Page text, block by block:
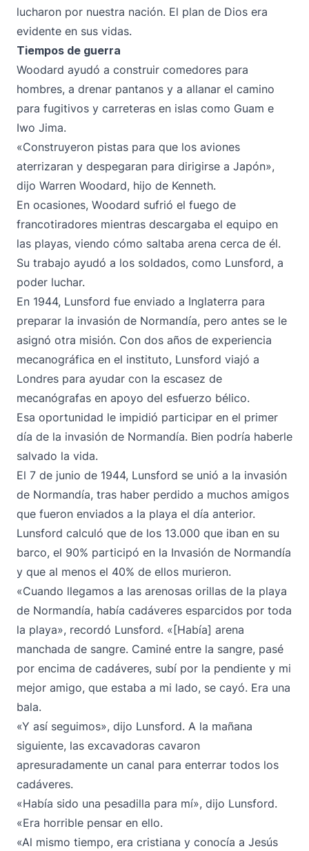
lucharon por nuestra nación. El plan de Dios era
evidente en sus vidas.
Tiempos de guerra
Woodard ayudó a construir comedores para
hombres, a drenar pantanos y a allanar el camino
para fugitivos y carreteras en islas como Guam e
Iwo Jima.
«Construyeron pistas para que los aviones
aterrizaran y despegaran para dirigirse a Japón»,
dijo Warren Woodard, hijo de Kenneth.
En ocasiones, Wοοdard sufrió el fuego de
francotiradores mientras descargaba el equipo en
las playas, viendo cómo saltaba arena cerca de él.
Su trabajo ayudó a los soldados, como Lunsford, a
poder luchar.
En 1944, Lunsford fue enviado a Inglaterra para
preparar la invasión de Normandía, pero antes se le
asignó otra misión. Con dos años de experiencia
mecanográfica en el instituto, Lunsford viajó a
Londres para ayudar con la escasez de
mecanógrafas en apoyo del esfuerzo bélico.
Esa oportunidad le impidió participar en el primer
día de la invasión de Normandía. Bien podría haberle
salvado la vida.
El 7 de junio de 1944, Lunsford se unió a la invasión
de Normandía, tras haber perdido a muchos amigos
que fueron enviados a la playa el día anterior.
Lunsford calculó que de los 13.000 que iban en su
barco, el 90% participó en la Invasión de Normandía
y que al menos el 40% de ellos murieron.
«Cuando llegamos a las arenosas orillas de la playa
de Normandía, había cadáveres esparcidos por toda
la playa», recordó Lunsford. «[Había] arena
manchada de sangre. Caminé entre la sangre, pasé
por encima de cadáveres, subí por la pendiente y mi
mejor amigo, que estaba a mi lado, se cayó. Era una
bala.
«Y así seguimos», dijo Lunsford. A la mañana
siguiente, las excavadoras cavaron
apresuradamente un canal para enterrar todos los
cadáveres.
«Había sido una pesadilla para mí», dijo Lunsford.
«Era horrible pensar en ello.
«Al mismo tiempo, era cristiana y conocía a Jesús